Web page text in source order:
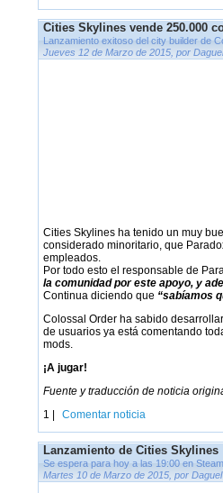
Cities Skylines vende 250.000
Lanzamiento exitoso del city builder de
Jueves 12 de Marzo de 2015, por
Cities Skylines ha tenido un muy
considerado minoritario, que
empleados.
Por todo esto el responsable de
la comunidad por este apoyo, y
Continua diciendo que “sabíamos
Colossal Order ha sabido
de usuarios ya está comentando
mods.
¡A jugar!
Fuente y traducción de noticia
1 |
Comentar noticia
Lanzamiento de Cities Skylines
Se espera para hoy a las 19:00 en Steam
Martes 10 de Marzo de 2015, por Daguel